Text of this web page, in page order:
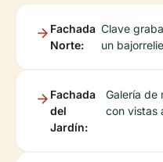
Fachada
Norte:
Clave
un
Fachada
del
Jardín:
Galería de
con vistas